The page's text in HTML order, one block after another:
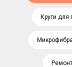
Круги для
Микрофибра